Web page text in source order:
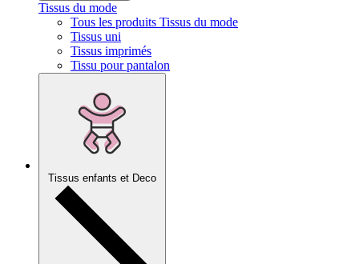
Tissus du mode
Tous les produits Tissus du mode
Tissus uni
Tissus imprimés
Tissu pour pantalon
Tissus enfants et Deco